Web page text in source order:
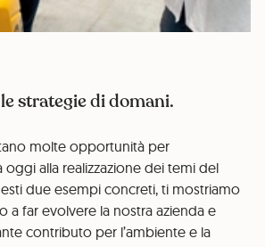
strategie di domani.
molte opportunità per
oggi alla realizzazione dei temi del
due esempi concreti, ti mostriamo
a far evolvere la nostra azienda e
contributo per l’ambiente e la